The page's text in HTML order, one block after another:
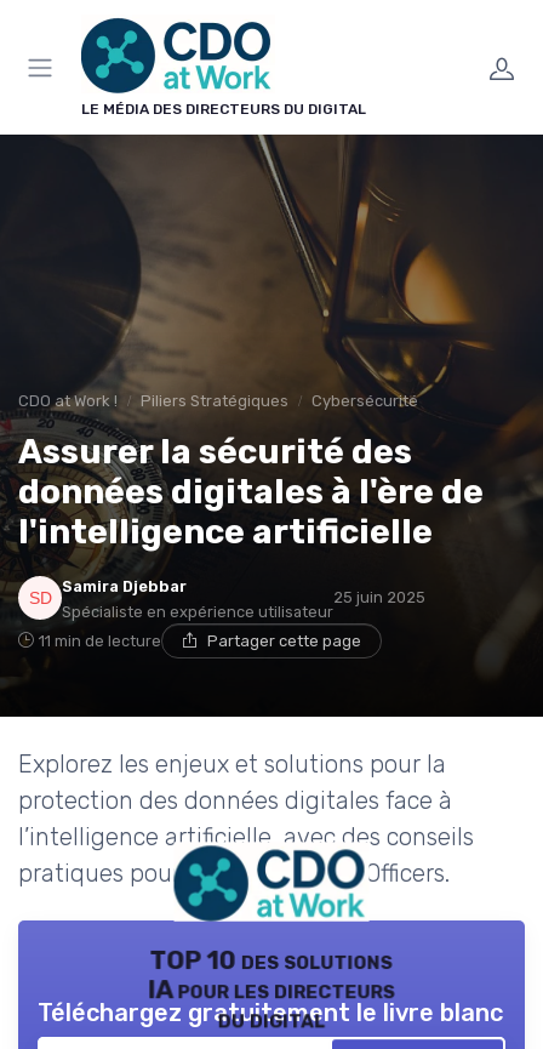
LE MÉDIA DES DIRECTEURS DU DIGITAL
CDO at Work ! Piliers Stratégiques Cybersécurité
Assurer la sécurité des
données digitales à l'ère de
l'intelligence artificielle
Samira Djebbar
Spécialiste en expérience utilisateur
25 juin 2025
11 min de lecture Partager cette page
Explorez les enjeux et solutions pour la
protection des données digitales face à
l’intelligence artificielle, avec des conseils
pratiques pour les Chief Digital Officers.
TOP 10 des solutions
IA pour les directeurs
du digital
Téléchargez gratuitement le livre blanc
Panneau de gestion des cookies